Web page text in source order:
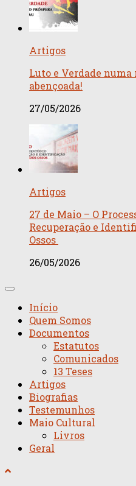
Artigos
Luto e Verdade numa
abençoada!
27/05/2026
Artigos
27 de Maio – O
Recuperação e
Ossos
26/05/2026
Início
Quem Somos
Documentos
Estatutos
Comunicados
13 Teses
Artigos
Biografias
Testemunhos
Maio Cultural
Livros
Geral